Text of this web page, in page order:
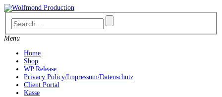
Skip
to
content
Menu
Home
Shop
WP Release
Privacy Policy/Impressum/Datenschutz
Client Portal
Kasse